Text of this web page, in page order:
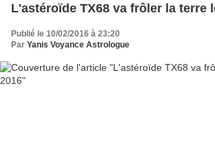
L'astéroïde TX68 va frôler la terre
Publié le 10/02/2016 à 23:20
Par Yanis Voyance Astrologue